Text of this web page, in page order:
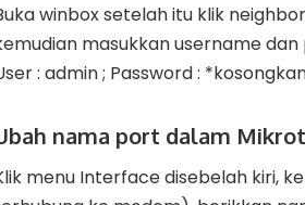
winbox setelah itu klik
masukkan username
: admin ; Password :
nama port dalam
menu Interface disebelah kiri,